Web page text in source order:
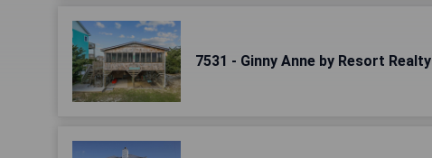
7531 - Ginny Anne by Resort Realty